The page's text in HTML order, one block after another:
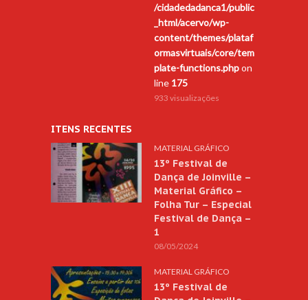
/cidadedadanca1/public
_html/acervo/wp-
content/themes/plataf
ormasvirtuais/core/tem
plate-functions.phpon
line 175
933 visualizações
ITENS RECENTES
MATERIAL GRÁFICO
13º Festival de
Dança de Joinville –
Material Gráfico –
Folha Tur – Especial
Festival de Dança –
1
08/05/2024
MATERIAL GRÁFICO
13º Festival de